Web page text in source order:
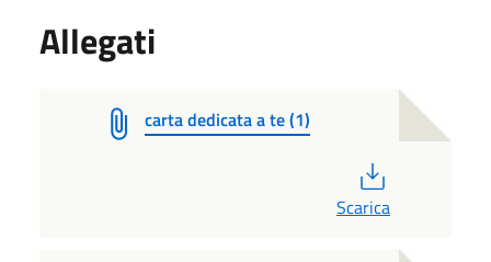
Allegati
carta dedicata a te (1)
Scarica